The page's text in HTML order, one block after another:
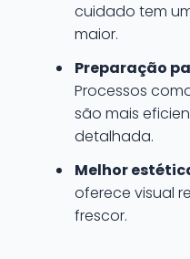
cuidado tem
maior.
Preparação
Processos
são mais
detalhada.
Melhor
oferece visual
frescor.